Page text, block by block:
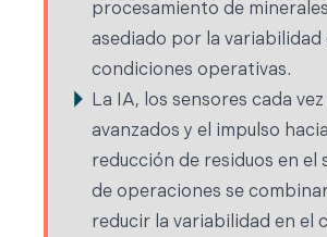
procesamiento de
asediado por la variabilidad
condiciones operativas.
La IA, los sensores cada vez
avanzados y el impulso
reducción de residuos en el
de operaciones se
reducir la variabilidad en el